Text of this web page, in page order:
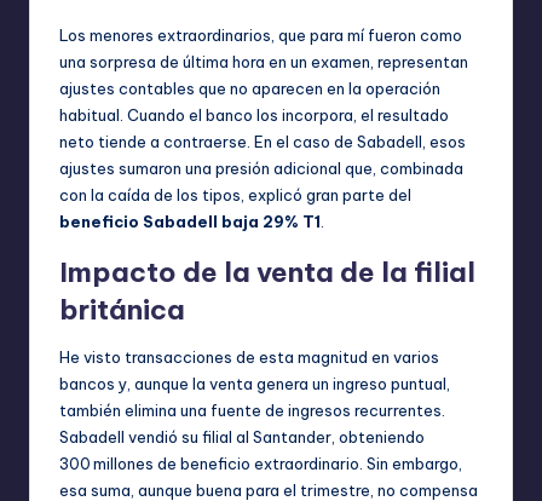
Los menores extraordinarios, que para mí fueron como
una sorpresa de última hora en un examen, representan
ajustes contables que no aparecen en la operación
habitual. Cuando el banco los incorpora, el resultado
neto tiende a contraerse. En el caso de Sabadell, esos
ajustes sumaron una presión adicional que, combinada
con la caída de los tipos, explicó gran parte del
beneficio Sabadell baja 29% T1
Impacto de la venta de la filial
británica
He visto transacciones de esta magnitud en varios
bancos y, aunque la venta genera un ingreso puntual,
también elimina una fuente de ingresos recurrentes.
Sabadell vendió su filial al Santander, obteniendo
300 millones de beneficio extraordinario. Sin embargo,
esa suma, aunque buena para el trimestre, no compensa